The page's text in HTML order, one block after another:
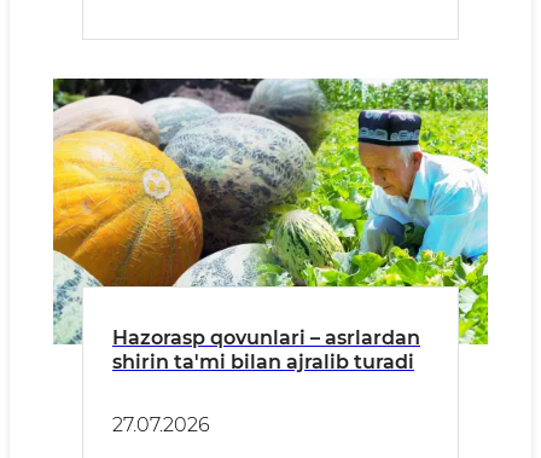
Hazorasp qovunlari – asrlardan
shirin ta'mi bilan ajralib turadi
27.07.2026